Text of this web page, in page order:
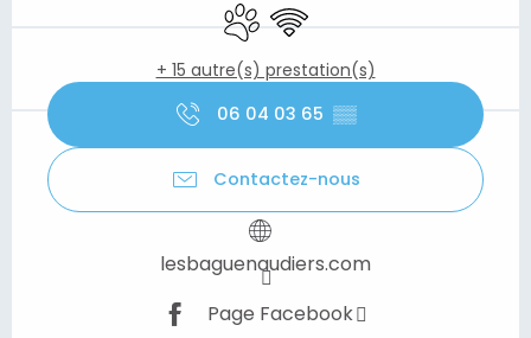
Animaux acceptés
WiFi
+ 15 autre(s) prestation(s)
06 04 03 65 ▒▒
Contactez-nous
lesbaguenaudiers.com
Page Facebook